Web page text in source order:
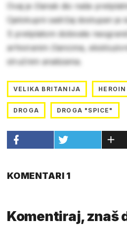
Ovaj je članak dio naše
Cjelokupni sadržaj dostupan je
S pretplatom dobivate
arhiviranim člancima,
stručnim analizama.
VELIKA BRITANIJA HEROIN
DROGA DROGA "SPICE"
KOMENTARI 1
Komentiraj, znaš